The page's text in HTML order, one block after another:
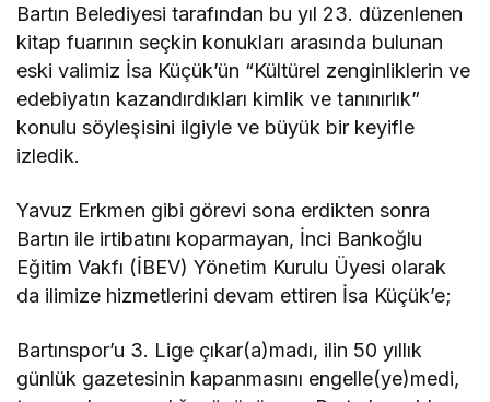
Bartın Belediyesi tarafından bu yıl 23. düzenlenen
kitap fuarının seçkin konukları arasında bulunan
eski valimiz İsa Küçük’ün “Kültürel zenginliklerin ve
edebiyatın kazandırdıkları kimlik ve tanınırlık”
konulu söyleşisini ilgiyle ve büyük bir keyifle
izledik.
Yavuz Erkmen gibi görevi sona erdikten sonra
Bartın ile irtibatını koparmayan, İnci Bankoğlu
Eğitim Vakfı (İBEV) Yönetim Kurulu Üyesi olarak
da ilimize hizmetlerini devam ettiren İsa Küçük’e;
Bartınspor’u 3. Lige çıkar(a)madı, ilin 50 yıllık
günlük gazetesinin kapanmasını engelle(ye)medi,